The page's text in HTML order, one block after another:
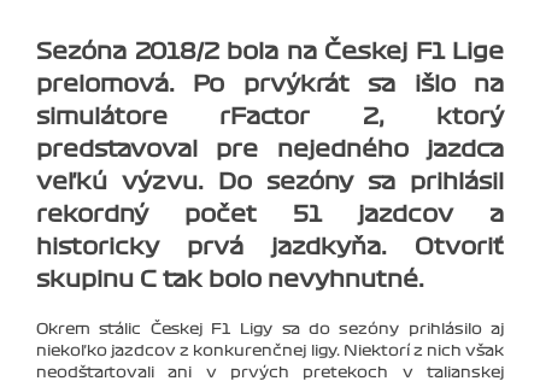
Sezóna 2018/2 bola na Českej F1 Lige
prelomová. Po prvýkrát sa išlo na
simulátore rFactor 2, ktorý
predstavoval pre nejedného jazdca
veľkú výzvu. Do sezóny sa prihlásil
rekordný počet 51 jazdcov a
historicky prvá jazdkyňa. Otvoriť
skupinu C tak bolo nevyhnutné.
Okrem stálic Českej F1 Ligy sa do sezóny prihlásilo aj
niekoľko jazdcov z konkurenčnej ligy. Niektorí z nich však
neodštartovali ani v prvých pretekoch v talianskej